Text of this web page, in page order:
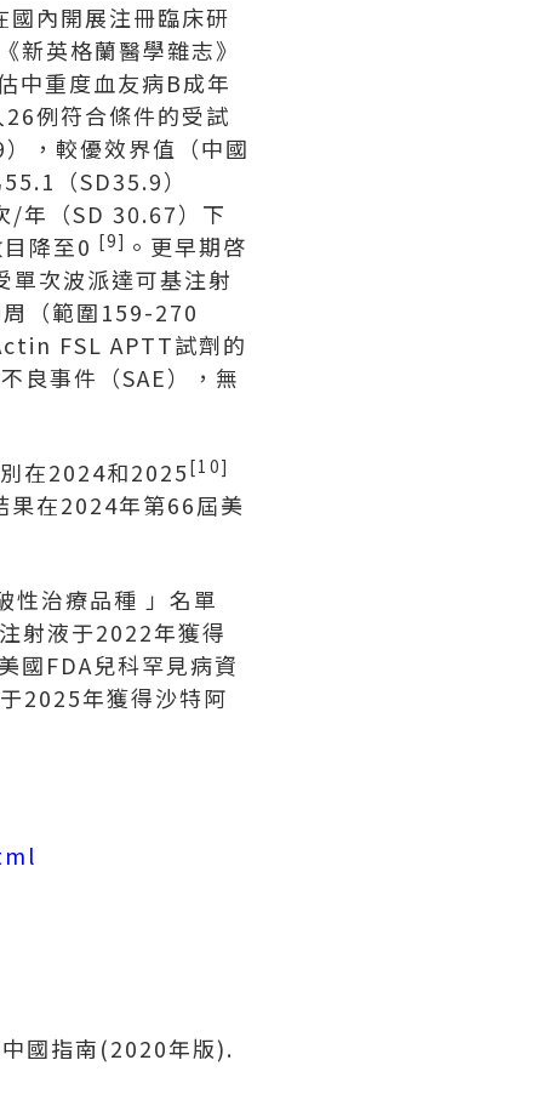
內開展注冊臨床研
新英格蘭醫學雜志》
中重度血友病B成年
例符合條件的受試
，較優效界值（中國
（SD35.9）
/年（SD 30.67）下
降至0 [9] 。更早期啓
次波派達可基注射
（範圍159-270
FSL APTT試劑的
良事件（SAE），無
在2024和2025 [10]
果在2024年第66屆美
性治療品種 」 名單
射液于2022年獲得
國FDA兒科罕見病資
2025年獲得沙特阿
國指南(2020年版).